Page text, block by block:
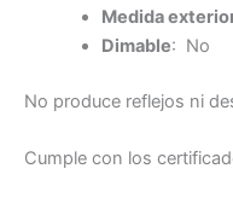
Medida
Dimable: No
No produce reflejos ni
Cumple con los